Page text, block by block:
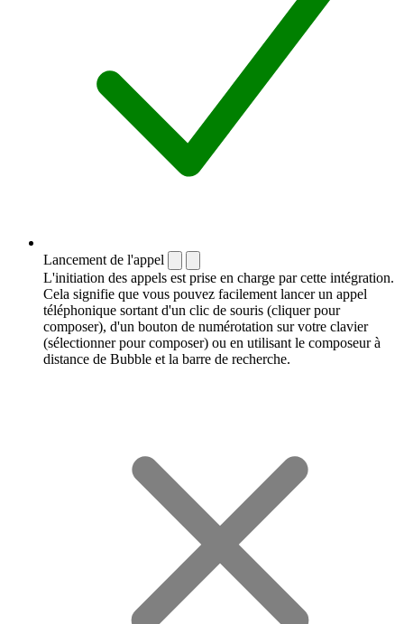
Lancement de l'appel
L'initiation des appels est prise en charge par cette intégration.
Cela signifie que vous pouvez facilement lancer un appel
téléphonique sortant d'un clic de souris (cliquer pour
composer), d'un bouton de numérotation sur votre clavier
(sélectionner pour composer) ou en utilisant le composeur à
distance de Bubble et la barre de recherche.